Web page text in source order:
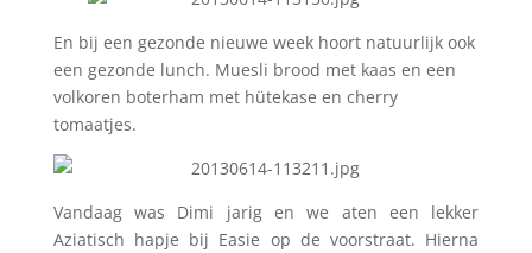
En bij een gezonde nieuwe week hoort natuurlijk ook
een gezonde lunch. Muesli brood met kaas en een
volkoren boterham met hütekase en cherry
tomaatjes.
Vandaag was Dimi jarig en we aten een lekker
Aziatisch hapje bij Easie op de voorstraat. Hierna